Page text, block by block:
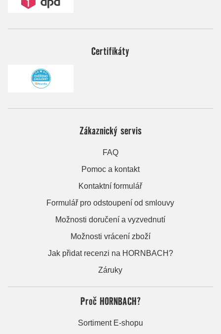
Certifikáty
Zákaznický servis
FAQ
Pomoc a kontakt
Kontaktní formulář
Formulář pro odstoupení od smlouvy
Možnosti doručení a vyzvednutí
Možnosti vrácení zboží
Jak přidat recenzi na HORNBACH?
Záruky
Proč HORNBACH?
Sortiment E-shopu